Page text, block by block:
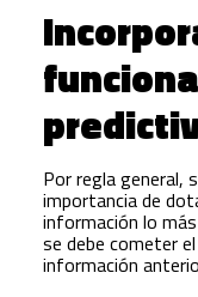
Por regla general,
importancia de
información lo
se debe cometer
información